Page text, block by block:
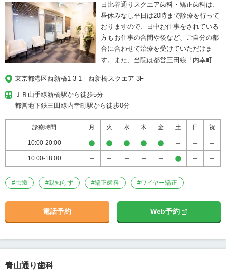
東京都港区西新橋1-3-1　西新橋スクエア 3F
ＪＲ山手線新橋駅から徒歩5分
都営地下鉄三田線内幸町駅から徒歩0分
診療時間 月 火 水 木 金 土 日 祝
10:00-20:00
10:00-18:00
#虫歯 #親知らず #矯正歯科 #ワイヤー矯正
日比谷通りスクエア歯科・矯正歯科は、
昼休みなし平日は20時まで診療を行って
おりますので、日中お仕事をされている
方もお仕事の合間や後など、ご自分の都
合に合わせて治療を受けていただけま
す。また、当院は都営三田線「内幸町
濡れずに通院が可能です。各分野の専門
医とのチーム医療やマイクロスコープや
CTを用いた精密治療に力を入れ、総合的
電話予約 Web予約
青山通り歯科